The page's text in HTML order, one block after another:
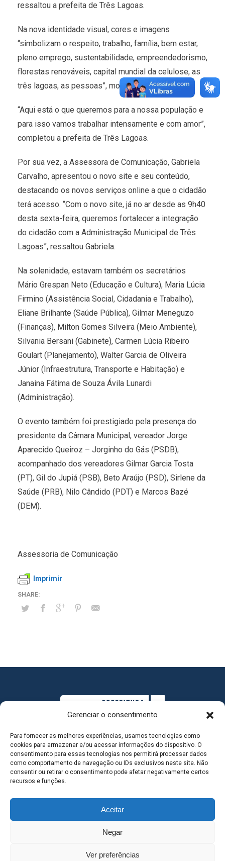
Gerenciar o consentimento
Para fornecer as melhores experiências, usamos tecnologias como
cookies para armazenar e/ou acessar informações do dispositivo. O
consentimento para essas tecnologias nos permitirá processar dados
como comportamento de navegação ou IDs exclusivos neste site. Não
consentir ou retirar o consentimento pode afetar negativamente certos
recursos e funções.
Aceitar
Negar
Ver preferências
ressaltou a prefeita de Três Lagoas.
Na nova identidade visual, cores e imagens
“simbolizam o respeito, trabalho, família, bem estar,
pleno emprego, sustentabilidade, empreendedorismo,
florestas renováveis, capital mundial da celulose, as
três lagoas, as pessoas”, mostrou Marcia Moura.
“Aqui está o que queremos para a nossa população e
para isso vamos trabalhar intensamente e com amor”,
completou a prefeita de Três Lagoas.
Por sua vez, a Assessora de Comunicação, Gabriela
Carvalho, apresentou o novo site e seu conteúdo,
destacando os novos serviços online a que o cidadão
terá acesso. “Com o novo site, já no ar desde as 9h40
desta sexta-feira, queremos fortalecer a integração
do cidadão com a Administração Municipal de Três
Lagoas”, ressaltou Gabriela.
Na solenidade, estavam também os secretários
Mário Grespan Neto (Educação e Cultura), Maria Lúcia
Firmino (Assistência Social, Cidadania e Trabalho),
Eliane Brilhante (Saúde Pública), Gilmar Meneguzo
(Finanças), Milton Gomes Silveira (Meio Ambiente),
Silvania Bersani (Gabinete), Carmen Lúcia Ribeiro
Goulart (Planejamento), Walter Garcia de Oliveira
Júnior (Infraestrutura, Transporte e Habitação) e
Janaina Fátima de Souza Ávila Lunardi
(Administração).
O evento também foi prestigiado pela presença do
presidente da Câmara Municipal, vereador Jorge
Aparecido Queiroz – Jorginho do Gás (PSDB),
acompanhado dos vereadores Gilmar Garcia Tosta
(PT), Gil do Jupiá (PSB), Beto Araújo (PSD), Sirlene da
Saúde (PRB), Nilo Cândido (PDT) e Marcos Bazé
(DEM).
Assessoria de Comunicação
Imprimir
MAPA DO SITE
SEDE DO ADMINISTRATIVO MUNICIPAL - Avenida